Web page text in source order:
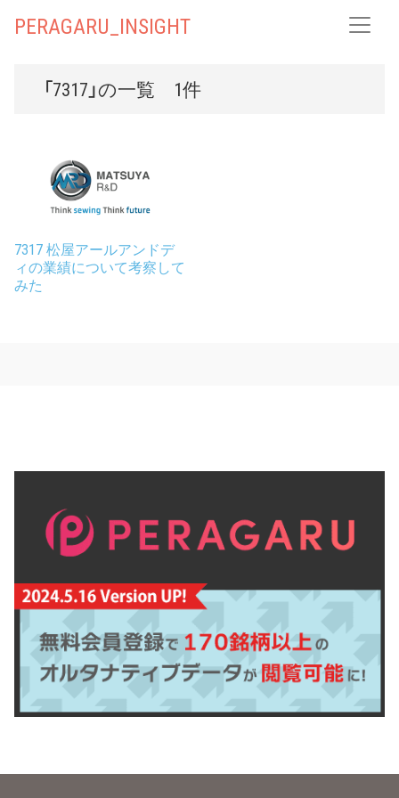
PERAGARU_INSIGHT
「7317」の一覧 1件
7317 松屋アールアンドデ
ィの業績について考察して
みた